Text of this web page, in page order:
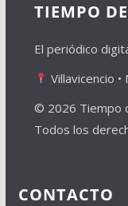
TIEMPO
El periódico
Villavicencio •
© 2026 Tiempo
Todos los
CONTACTO